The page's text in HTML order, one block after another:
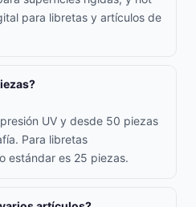
para libretas y artículos de
UV y desde 50 piezas
Para libretas
estándar es 25 piezas.